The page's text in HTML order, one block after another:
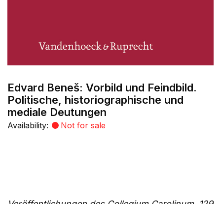
Edvard Beneš: Vorbild und Feindbild.
Politische, historiographische und
mediale Deutungen
Availability: Not for sale